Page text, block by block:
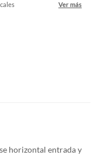
Ver más
horizontal entrada y